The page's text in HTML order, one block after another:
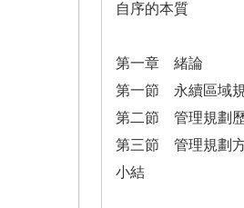
自序的本質
第一章 緒論
第一節 永續區域
第二節 管理規劃
第三節 管理規劃方
小結